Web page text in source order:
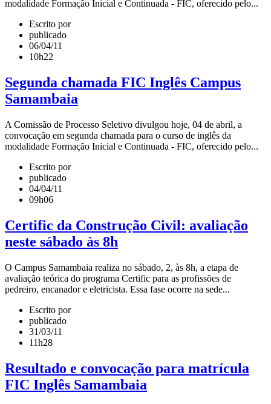
modalidade Formação Inicial e Continuada - FIC, oferecido pelo...
Escrito por
publicado
06/04/11
10h22
Segunda chamada FIC Inglês Campus
Samambaia
A Comissão de Processo Seletivo divulgou hoje, 04 de abril, a
convocação em segunda chamada para o curso de inglês da
modalidade Formação Inicial e Continuada - FIC, oferecido pelo...
Escrito por
publicado
04/04/11
09h06
Certific da Construção Civil: avaliação
neste sábado às 8h
O Campus Samambaia realiza no sábado, 2, às 8h, a etapa de
avaliação teórica do programa Certific para as profissões de
pedreiro, encanador e eletricista. Essa fase ocorre na sede...
Escrito por
publicado
31/03/11
11h28
Resultado e convocação para matrícula
FIC Inglês Samambaia